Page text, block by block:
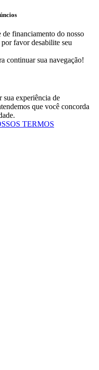
financiamento do nosso
favor desabilite seu
continuar sua navegação!
sua experiência de
que você concorda
TERMOS